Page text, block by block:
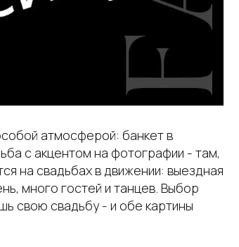
атмосферой: банкет в
с акцентом на фотографии - там,
на свадьбах в движении: выездная
много гостей и танцев. Выбор
свою свадьбу - и обе картины